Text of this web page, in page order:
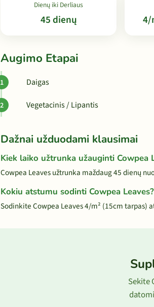
Dienų iki Derliaus
45 dienų 4/
Augimo Etapai
Daigas
Vegetacinis / Lipantis
Dažnai užduodami klausimai
Kiek laiko užtrunka užauginti Cowpea
Cowpea Leaves užtrunka maždaug 45 dienų
Kokiu atstumu sodinti Cowpea Leaves?
Sodinkite Cowpea Leaves 4/m² (15cm tarpas)
Sekite